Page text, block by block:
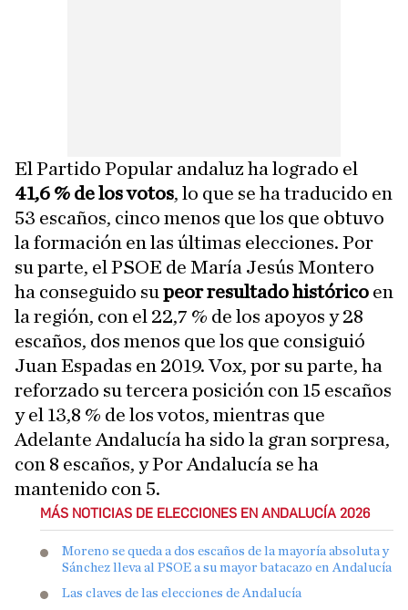
El Partido Popular andaluz ha logrado el
41,6 % de los votos, lo que se ha traducido en
53 escaños, cinco menos que los que obtuvo
la formación en las últimas elecciones. Por
su parte, el PSOE de María Jesús Montero
ha conseguido su peor resultado histórico en
la región, con el 22,7 % de los apoyos y 28
escaños, dos menos que los que consiguió
Juan Espadas en 2019. Vox, por su parte, ha
reforzado su tercera posición con 15 escaños
y el 13,8 % de los votos, mientras que
Adelante Andalucía ha sido la gran sorpresa,
con 8 escaños, y Por Andalucía se ha
mantenido con 5.
MÁS NOTICIAS DE ELECCIONES EN ANDALUCÍA 2026
Moreno se queda a dos escaños de la mayoría absoluta y
Sánchez lleva al PSOE a su mayor batacazo en Andalucía
Las claves de las elecciones de Andalucía